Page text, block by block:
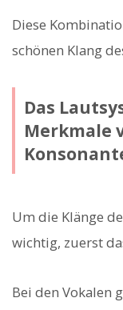
Diese
schönen Klang
Das
Merkmale
Um die Klänge
wichtig, zuerst
Bei den Vokalen